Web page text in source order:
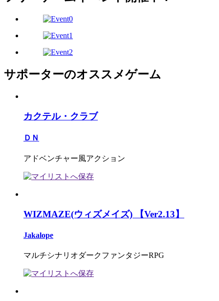
サポーターのオススメゲーム
カクテル・クラブ
ＤＮ
アドベンチャー風アクション
WIZMAZE(ウィズメイズ) 【Ver2.13】
Jakalope
マルチシナリオダークファンタジーRPG